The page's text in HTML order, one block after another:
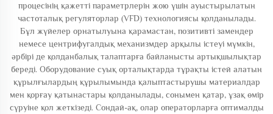
процесінің қажетті параметрлерін жою үшін ауыстырылатын
частоталық регуляторлар (VFD) технологиясы қолданылады.
Бұл жүйелер орнатылуына қарамастан, позитивті замендер
немесе центрифугалдық механизмдер арқылы істеуі мүмкін,
әрбірі де қолданбалық талаптарға байланысты артықшылықтар
береді. Оборудование суық орталықтарда тұрақты істей алатын
құрылғылардың құрылымында қалыптастырушы материалдар
мен қорғау қатынастары қолданылады, сонымен қатар, ұзақ өмір
сүруіне қол жеткізеді. Сондай-ақ, олар операторларға оптималды